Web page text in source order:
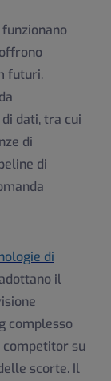
futuri.
dati, tra cui
di
di
di
il
complesso
su
scorte. Il